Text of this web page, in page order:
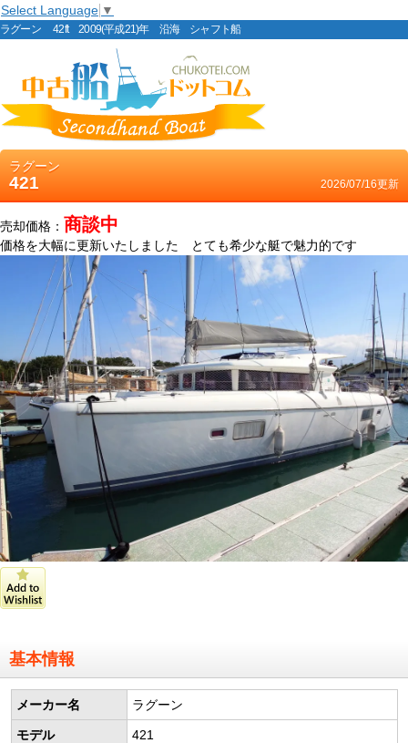
Select Language ▼
ラグーン 42ft 2009(平成21)年 沿海 シャフト船
ラグーン
421 2026/07/16更新
売却価格： 商談中
価格を大幅に更新いたしました とても希少な艇で魅力的です
基本情報
メーカー名 ラグーン
モデル 421